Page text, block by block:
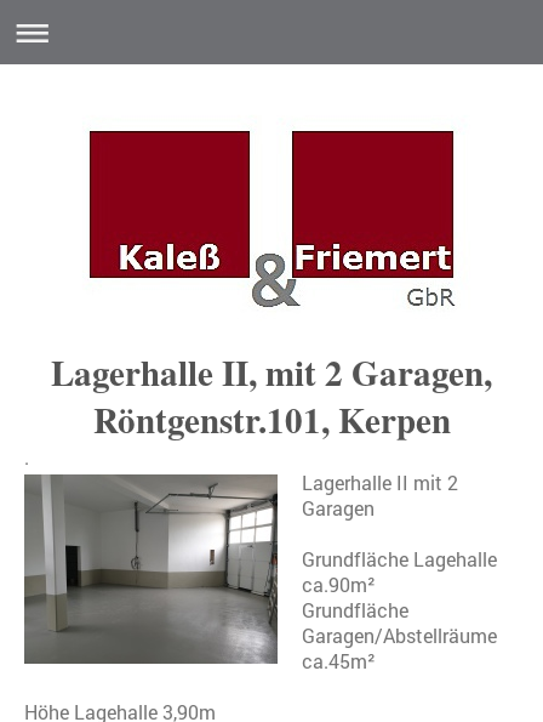
Lagerhalle II, mit 2 Garagen,
Röntgenstr.101, Kerpen
.
Lagerhalle II mit 2
Garagen
Grundfläche Lagehalle
ca.90m²
Grundfläche
Garagen/Abstellräume
ca.45m²
Höhe Lagehalle 3,90m